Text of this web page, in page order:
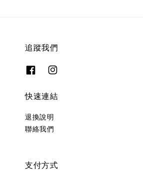
追蹤我們
快速連結
退換說明
聯絡我們
支付方式